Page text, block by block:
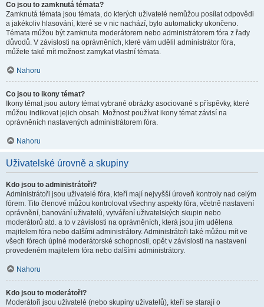
Co jsou to zamknutá témata?
Zamknutá témata jsou témata, do kterých uživatelé nemůžou posílat odpovědi
a jakékoliv hlasování, které se v nic nachází, bylo automaticky ukončeno.
Témata můžou být zamknuta moderátorem nebo administrátorem fóra z řady
důvodů. V závislosti na oprávněních, které vám udělil administrátor fóra,
můžete také mít možnost zamykat vlastní témata.
Nahoru
Co jsou to ikony témat?
Ikony témat jsou autory témat vybrané obrázky asociované s příspěvky, které
můžou indikovat jejich obsah. Možnost používat ikony témat závisí na
oprávněních nastavených administrátorem fóra.
Nahoru
Uživatelské úrovně a skupiny
Kdo jsou to administrátoři?
Administrátoři jsou uživatelé fóra, kteří mají nejvyšší úroveň kontroly nad celým
fórem. Tito členové můžou kontrolovat všechny aspekty fóra, včetně nastavení
oprávnění, banování uživatelů, vytváření uživatelských skupin nebo
moderátorů atd. a to v závislosti na oprávněních, která jsou jim udělena
majitelem fóra nebo dalšími administrátory. Administrátoři také můžou mít ve
všech fórech úplné moderátorské schopnosti, opět v závislosti na nastavení
provedeném majitelem fóra nebo dalšími administrátory.
Nahoru
Kdo jsou to moderátoři?
Moderátoři jsou uživatelé (nebo skupiny uživatelů), kteří se starají o